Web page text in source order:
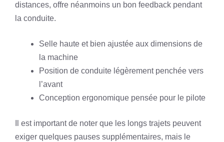
distances, offre néanmoins un bon feedback pendant
la conduite.
Selle haute et bien ajustée aux dimensions de
la machine
Position de conduite légèrement penchée vers
l’avant
Conception ergonomique pensée pour le pilote
Il est important de noter que les longs trajets peuvent
exiger quelques pauses supplémentaires, mais le